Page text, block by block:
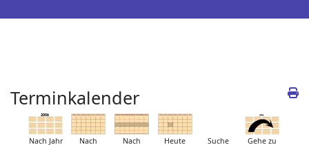
Terminkalender
Nach Jahr
Nach
Nach
Heute Suche
Gehe zu